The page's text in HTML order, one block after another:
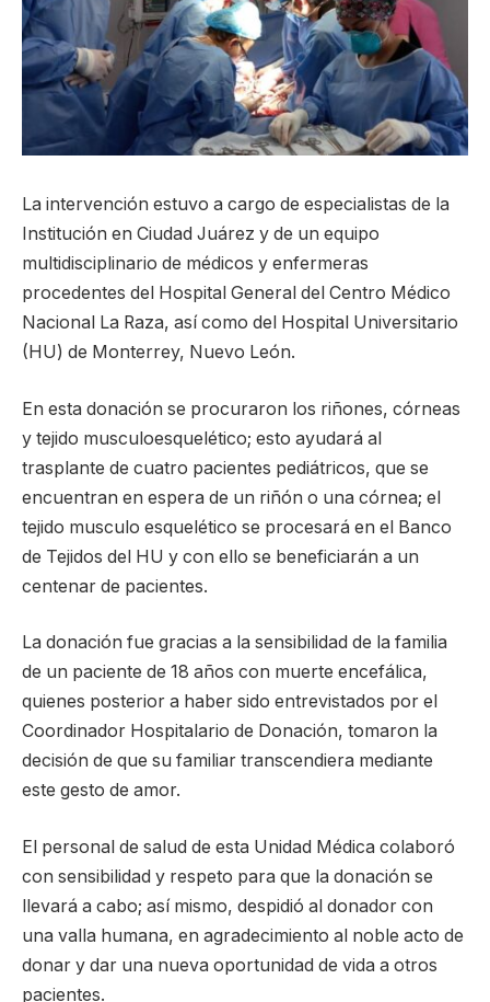
La intervención estuvo a cargo de especialistas de la
Institución en Ciudad Juárez y de un equipo
multidisciplinario de médicos y enfermeras
procedentes del Hospital General del Centro Médico
Nacional La Raza, así como del Hospital Universitario
(HU) de Monterrey, Nuevo León.
En esta donación se procuraron los riñones, córneas
y tejido musculoesquelético; esto ayudará al
trasplante de cuatro pacientes pediátricos, que se
encuentran en espera de un riñón o una córnea; el
tejido musculo esquelético se procesará en el Banco
de Tejidos del HU y con ello se beneficiarán a un
centenar de pacientes.
La donación fue gracias a la sensibilidad de la familia
de un paciente de 18 años con muerte encefálica,
quienes posterior a haber sido entrevistados por el
Coordinador Hospitalario de Donación, tomaron la
decisión de que su familiar transcendiera mediante
este gesto de amor.
El personal de salud de esta Unidad Médica colaboró
con sensibilidad y respeto para que la donación se
llevará a cabo; así mismo, despidió al donador con
una valla humana, en agradecimiento al noble acto de
donar y dar una nueva oportunidad de vida a otros
pacientes.